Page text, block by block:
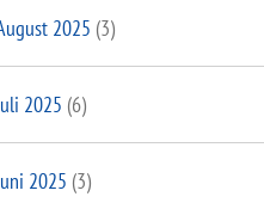
2025 (3)
2025 (6)
2025 (3)